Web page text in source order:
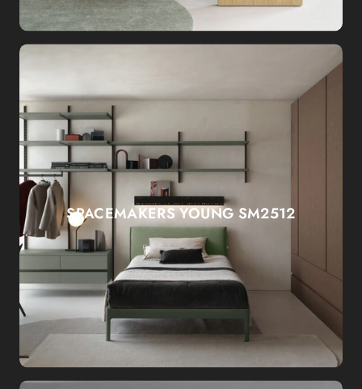
SPACEMAKERS YOUNG SM2512